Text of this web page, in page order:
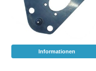
Informationen